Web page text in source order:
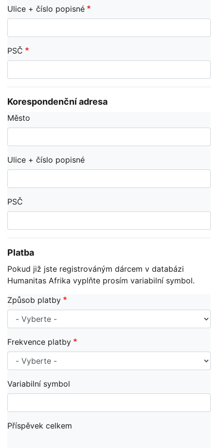
Ulice + číslo popisné
PSČ
Korespondenční adresa
Město
Ulice + číslo popisné
PSČ
Platba
Pokud již jste registrováným dárcem v databázi
Humanitas Afrika vyplňte prosím variabilní symbol.
Způsob platby
Frekvence platby
Variabilní symbol
Příspěvek celkem